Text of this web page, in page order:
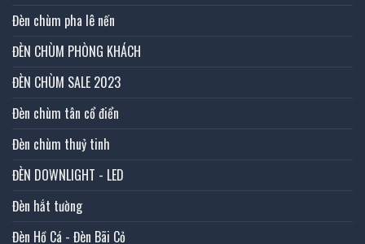
Đèn chùm pha lê nến
ĐÈN CHÙM PHÒNG KHÁCH
ĐÈN CHÙM SALE 2023
Đèn chùm tân cổ điển
Đèn chùm thuỷ tinh
ĐÈN DOWNLIGHT - LED
Đèn hắt tường
Đèn Hồ Cá - Đèn Bãi Cỏ